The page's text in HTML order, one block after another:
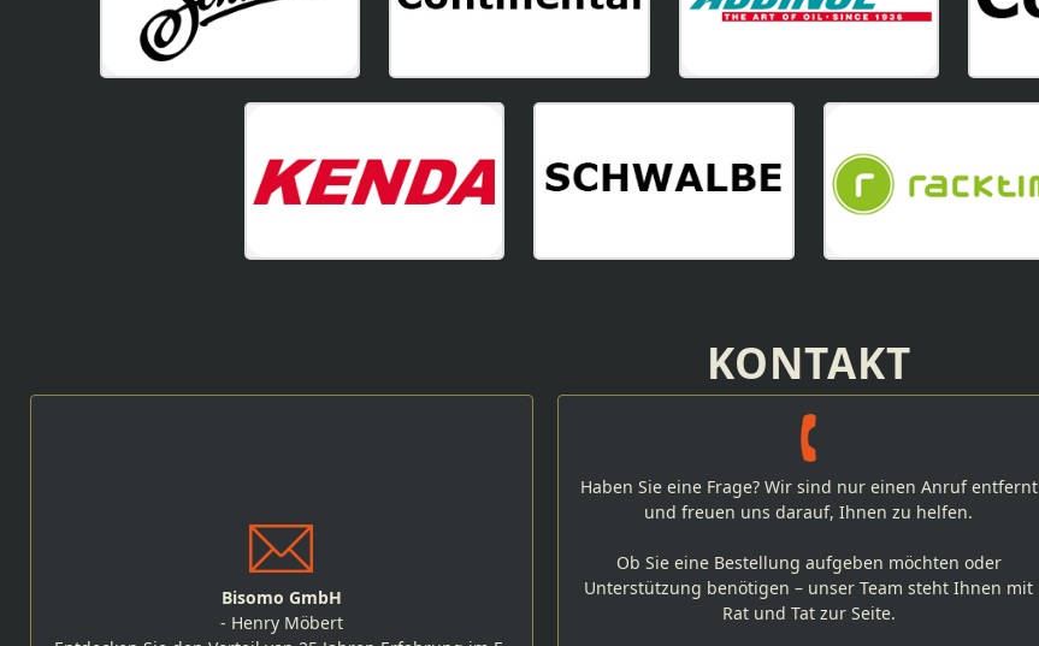
KONTAKT
Bisomo GmbH
- Henry Möbert
Haben Sie eine Frage? Wir sind nur einen Anruf entfernt
und freuen uns darauf, Ihnen zu helfen.
Ob Sie eine Bestellung aufgeben möchten oder
Unterstützung benötigen – unser Team steht Ihnen mit
Rat und Tat zur Seite.